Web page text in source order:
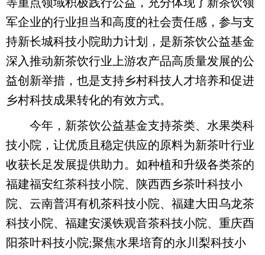
军企业的行业担当和高度的社会责任感，参与支
持新长城科技小院助力计划，是新茶饮公益基金
深入推动新茶饮行业上游农产品高质量发展的公
益创新举措，也是支持乡村科技人才培养和促进
乡村科技成果转化的有效方式。
今年，新茶饮公益基金支持茶类、水果类科
技小院，让优质且稳定供应的原料为新茶叶行业
收获长足发展提供助力。如种植和升级各类茶的
福建福安红茶科技小院、陕西西乡茶叶科技小
院、云南普洱有机茶科技小院、福建大田乌龙茶
科技小院、福建安溪铁观音茶科技小院、重庆酉
阳茶叶科技小院;聚焦水果培育的永川梨科技小